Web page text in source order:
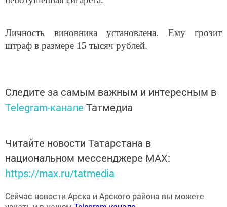
Личность виновника установлена. Ему грозит
штраф в размере 15 тысяч рублей.
Следите за самым важным и интересным в
Telegram-канале
Татмедиа
Читайте новости Татарстана в
национальном мессенджере MАХ:
https://max.ru/tatmedia
узнать и в нашемTelegram-канале